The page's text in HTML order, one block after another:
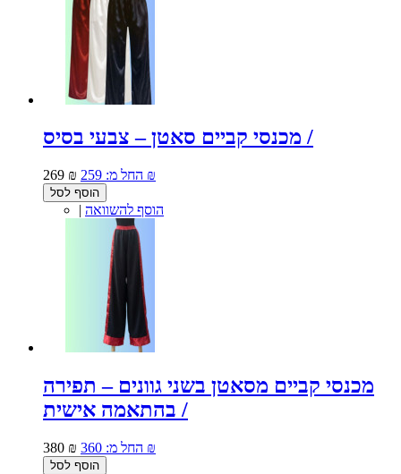
מכנסי קביים סאטן – צבעי בסיס /
269 ₪ החל מ: 259 ₪
הוסף לסל
| הוסף להשוואה
מכנסי קביים מסאטן בשני גוונים – תפירה
בהתאמה אישית /
380 ₪ החל מ: 360 ₪
הוסף לסל